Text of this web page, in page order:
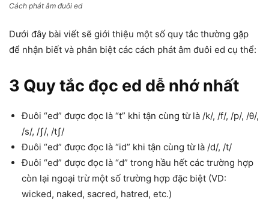
Cách phát âm đuôi ed
Dưới đây bài viết sẽ giới thiệu một số quy tắc thường gặp
để nhận biết và phân biệt các cách phát âm đuôi ed cụ thể:
3 Quy tắc đọc ed dễ nhớ nhất
Đuôi “ed” được đọc là “t” khi tận cùng từ là /k/, /f/, /p/, /θ/,
/s/, /ʃ/, /tʃ/
Đuôi “ed” được đọc là “id” khi tận cùng từ là /d/, /t/
Đuôi “ed” được đọc là “d” trong hầu hết các trường hợp
còn lại ngoại trừ một số trường hợp đặc biệt (VD:
wicked, naked, sacred, hatred, etc.)